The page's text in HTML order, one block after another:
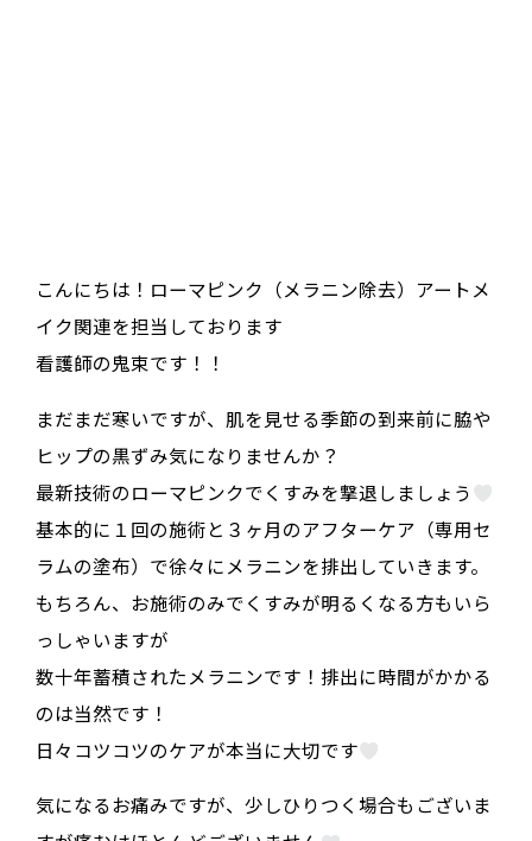
こんにちは！ローマピンク（メラニン除去）アートメ
イク関連を担当しております
看護師の鬼束です！！
まだまだ寒いですが、肌を見せる季節の到来前に脇や
ヒップの黒ずみ気になりませんか？
最新技術のローマピンクでくすみを撃退しましょう
基本的に１回の施術と３ヶ月のアフターケア（専用セ
ラムの塗布）で徐々にメラニンを排出していきます。
もちろん、お施術のみでくすみが明るくなる方もいら
っしゃいますが
数十年蓄積されたメラニンです！排出に時間がかかる
のは当然です！
日々コツコツのケアが本当に大切です
気になるお痛みですが、少しひりつく場合もございま